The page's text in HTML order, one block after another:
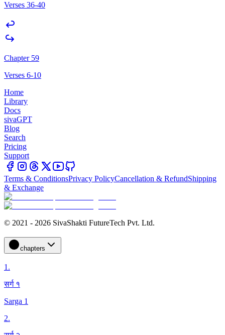
Verses 36-40
Chapter 59
Verses 6-10
Home
Library
Docs
sivaGPT
Blog
Search
Pricing
Support
Terms & ConditionsPrivacy PolicyCancellation & RefundShipping
& Exchange
© 2021 - 2026 SivaShakti FutureTech Pvt. Ltd.
chapters
1.
सर्ग १
Sarga 1
2.